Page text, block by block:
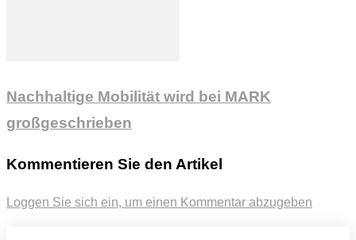
Nachhaltige Mobilität wird bei MARK
großgeschrieben
Kommentieren Sie den Artikel
Loggen Sie sich ein, um einen Kommentar abzugeben